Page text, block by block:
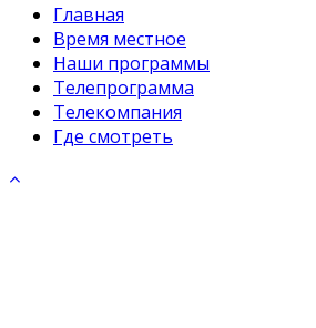
Главная
Время местное
Наши программы
Телепрограмма
Телекомпания
Где смотреть